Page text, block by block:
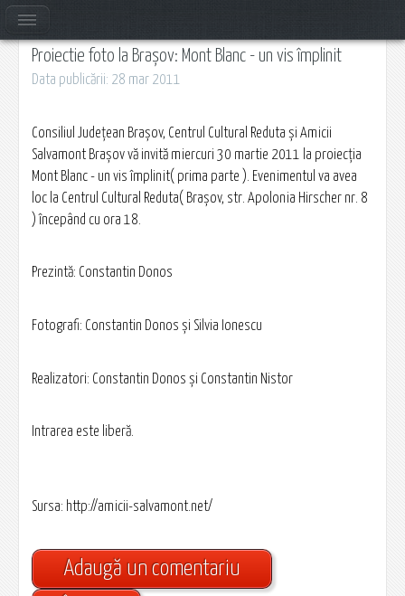
Proiectie foto la Brașov: Mont Blanc - un vis împlinit
Data publicării: 28 mar 2011
Consiliul Judeţean Braşov, Centrul Cultural Reduta şi Amicii
Salvamont Braşov vă invită miercuri 30 martie 2011 la proiecţia
Mont Blanc - un vis împlinit( prima parte ). Evenimentul va avea
loc la Centrul Cultural Reduta( Braşov, str. Apolonia Hirscher nr. 8
) începând cu ora 18.
Prezintă: Constantin Donos
Fotografi: Constantin Donos şi Silvia Ionescu
Realizatori: Constantin Donos şi Constantin Nistor
Intrarea este liberă.
Sursa: http://amicii-salvamont.net/
Adaugă un comentariu